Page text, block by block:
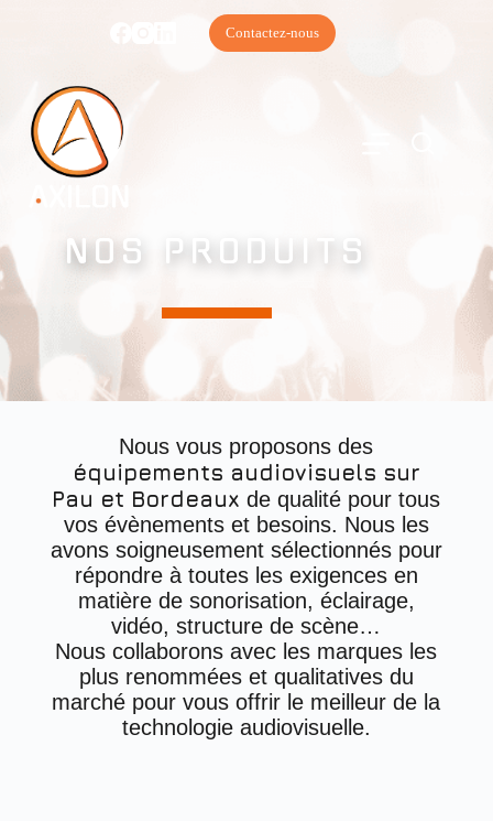
Contactez-nous
NOS PRODUITS
Nous vous proposons des
équipements audiovisuels sur
Pau et Bordeaux de qualité pour tous
vos évènements et besoins. Nous les
avons soigneusement sélectionnés pour
répondre à toutes les exigences en
matière de sonorisation, éclairage,
vidéo, structure de scène…
Nous collaborons avec les marques les
plus renommées et qualitatives du
marché pour vous offrir le meilleur de la
technologie audiovisuelle.